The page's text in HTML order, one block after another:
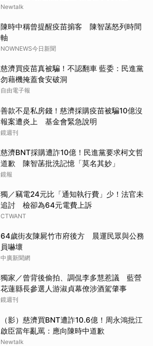
Newtalk
陳時中稱曾提醒疫苗掮客 陳智菡怒列時間
軸
NOWNEWS今日新聞
慈濟買疫苗真被騙！不認翻車 藍委：民進黨
勿藉機掩蓋食安破洞
自由電子報
善款不是私房錢！慈濟採購疫苗被騙10億沒
報案遭炎上 基金會緊急說明
鏡週刊
慈濟BNT採購遭詐10億！民進黨要求柯文哲
道歉 陳智菡批洗記憶「莫名其妙」
鏡報
獨／竊電24元比「通知執行費」少！法官未
追討 檢卻為64元電費上訴
CTWANT
64歲街友陳屍竹市府後方 晨運民眾與公務
員嚇壞
中廣新聞網
獨家／曾背後偷拍、調侃李多慧惹議 藍營
花蓮縣長參選人游淑貞幕僚涉酒駕肇事
鏡週刊
（影）慈濟買BNT遭詐10.6億！周永鴻批江
啟臣當年亂罵：應向陳時中道歉
Newtalk